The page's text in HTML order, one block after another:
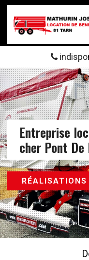
Entreprise
cher Pont De
RÉALISATIONS